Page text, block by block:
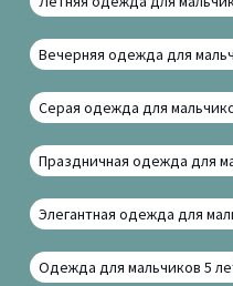
Вечерняя одежда для
Серая одежда для
Праздничная одежда для
Элегантная одежда для
Одежда для мальчиков 5